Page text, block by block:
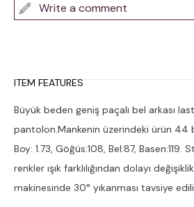
Write a comment
ITEM FEATURES
Büyük beden geniş paçalı bel arkası
pantolon.Mankenin üzerindeki ürün 44
Boy: 1.73, Göğüs:108, Bel:87,
renkler ışık farklılığından dolayı
makinesinde 30° yıkanması tavsiye